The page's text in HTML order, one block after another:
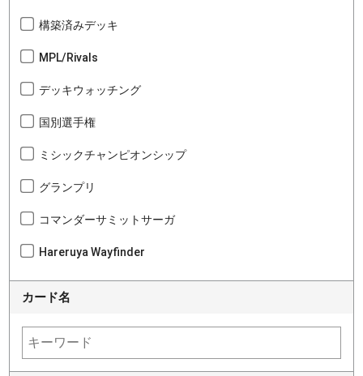
構築済みデッキ
MPL/Rivals
デッキウォッチング
国別選手権
ミシックチャンピオンシップ
グランプリ
コマンダーサミットサーガ
Hareruya Wayfinder
カード名